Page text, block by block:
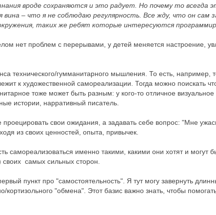
вроде сохраняются и это радует. Но почему то всегда
– что я не соблюдаю регулярность. Все жду, что он сам
таких же ребят которые интересуются
нет проблем с перерывами, у детей меняется настроение,
технического/гумманитарного мышления. То есть, например,
к художественной самореализации. Тогда можно поискать
тоже может быть разным: у кого-то отличное
истории, нарративный писатель.
свои ожидания, а задавать себе вопрос: "Мне
из своих ценностей, опыта, привычек.
самореализоваться именно такими, какими они хотят и могут
самых сильных сторон.
пункт про "самостоятельность". Я тут могу завернуть
"обмена". Этот базис важно знать, чтобы